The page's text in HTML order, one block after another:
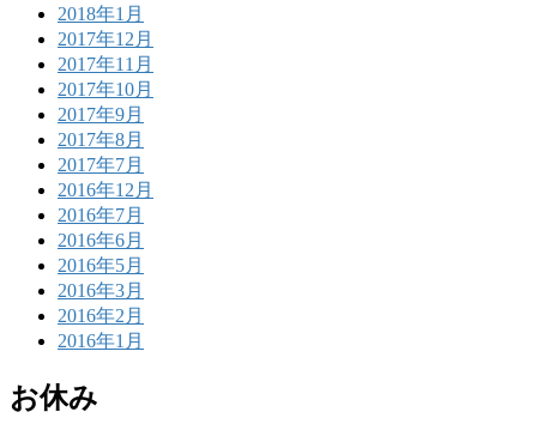
2018年1月
2017年12月
2017年11月
2017年10月
2017年9月
2017年8月
2017年7月
2016年12月
2016年7月
2016年6月
2016年5月
2016年3月
2016年2月
2016年1月
お休み